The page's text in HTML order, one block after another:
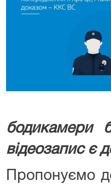
бодикамери
відеозапис є
Пропонуємо